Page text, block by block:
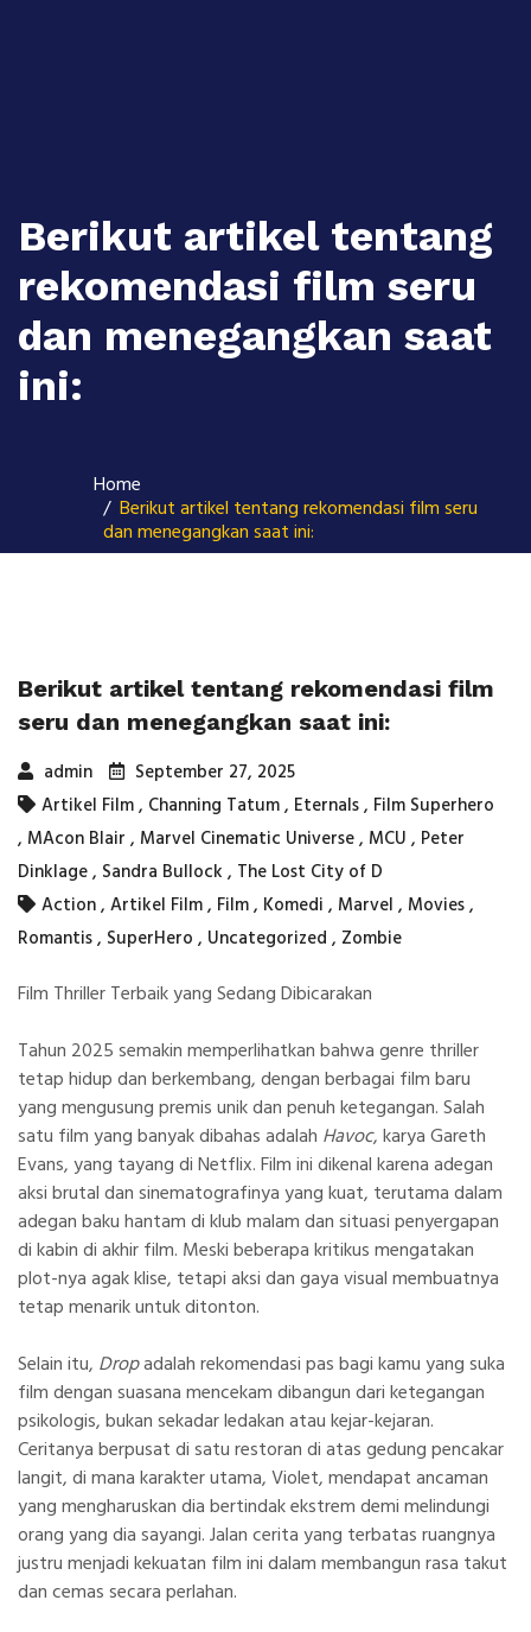
Berikut artikel tentang
rekomendasi film seru
dan menegangkan saat
ini:
Home
Berikut artikel tentang rekomendasi film seru
dan menegangkan saat ini:
Berikut artikel tentang rekomendasi film
seru dan menegangkan saat ini:
admin
September 27, 2025
Artikel Film, Channing Tatum, Eternals, Film Superhero
, MAcon Blair , Marvel Cinematic Universe, MCU , Peter
Dinklage, Sandra Bullock , The Lost City of D
Action, Artikel Film, Film, Komedi , Marvel , Movies,
Romantis, SuperHero , Uncategorized , Zombie
Film Thriller Terbaik yang Sedang Dibicarakan
Tahun 2025 semakin memperlihatkan bahwa genre thriller
tetap hidup dan berkembang, dengan berbagai film baru
yang mengusung premis unik dan penuh ketegangan. Salah
satu film yang banyak dibahas adalah Havoc, karya Gareth
Evans, yang tayang diNetflix. Film ini dikenal karena adegan
aksi brutal dan sinematografinya yang kuat, terutama dalam
adegan baku hantam di klub malam dan situasi penyergapan
di kabin di akhir film. Meski beberapa kritikus mengatakan
plot-nya agak klise, tetapi aksi dan gaya visual membuatnya
tetap menarik untuk ditonton.
Selain itu, Dropadalah rekomendasi pas bagi kamu yang suka
film dengan suasana mencekam dibangun dari ketegangan
psikologis, bukan sekadar ledakan atau kejar-kejaran.
Ceritanya berpusat di satu restoran di atas gedung pencakar
langit, di mana karakter utama, Violet, mendapat ancaman
yang mengharuskan dia bertindak ekstrem demi melindungi
orang yang dia sayangi. Jalan cerita yang terbatas ruangnya
justru menjadi kekuatan film ini dalam membangun rasa takut
dan cemas secara perlahan.